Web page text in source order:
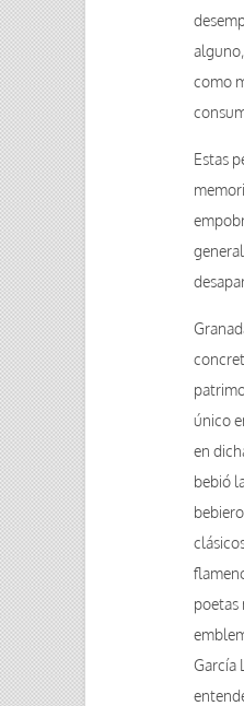
como
Estas
único
en
bebió
poetas
García